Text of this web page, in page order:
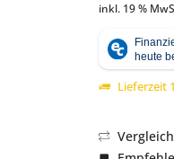
Abbildung ähnlich
inkl. 19 %
Lieferzeit